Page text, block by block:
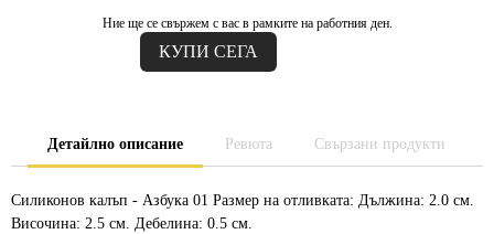
Ние ще се свържем с вас в рамките на работния ден.
Детайлно описание Ревюта Свързани продукти
Силиконов калъп - Азбука 01 Размер на отливката: Дължина: 2.0 см.
Височина: 2.5 см. Дебелина: 0.5 см.